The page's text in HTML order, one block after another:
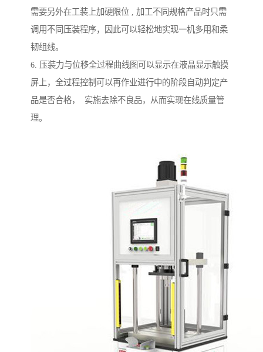
需要另外在工装上加硬限位 , 加工不同规格产品时只需
调用不同压装程序，因此可以轻松地实现一机多用和柔
韧组线。
6. 压装力与位移全过程曲线图可以显示在液晶显示触摸
屏上，全过程控制可以再作业进行中的阶段自动判定产
品是否合格， 实施去除不良品，从而实现在线质量管
理。